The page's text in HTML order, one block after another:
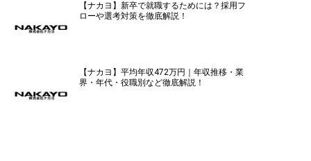
【ナカヨ】新卒で就職するためには？採用フ
ローや選考対策を徹底解説！
【ナカヨ】平均年収472万円｜年収推移・業
界・年代・役職別など徹底解説！